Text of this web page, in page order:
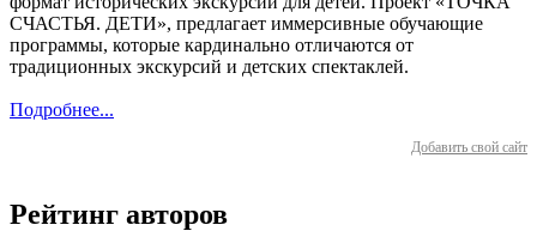
СЧАСТЬЯ. ДЕТИ», предлагает иммерсивные обучающие
программы, которые кардинально отличаются от
традиционных экскурсий и детских спектаклей.
Подробнее...
Добавить свой сайт
Рейтинг авторов